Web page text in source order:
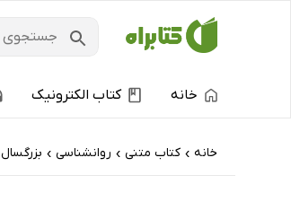
خانه کتاب الکترونیک
خانه › کتاب‌ متنی › روانشناسی › بزرگسال